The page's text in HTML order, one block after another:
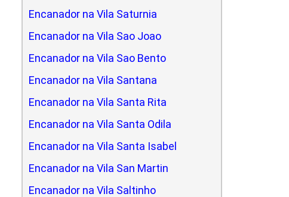
Encanador na Vila Saturnia
Encanador na Vila Sao Joao
Encanador na Vila Sao Bento
Encanador na Vila Santana
Encanador na Vila Santa Rita
Encanador na Vila Santa Odila
Encanador na Vila Santa Isabel
Encanador na Vila San Martin
Encanador na Vila Saltinho